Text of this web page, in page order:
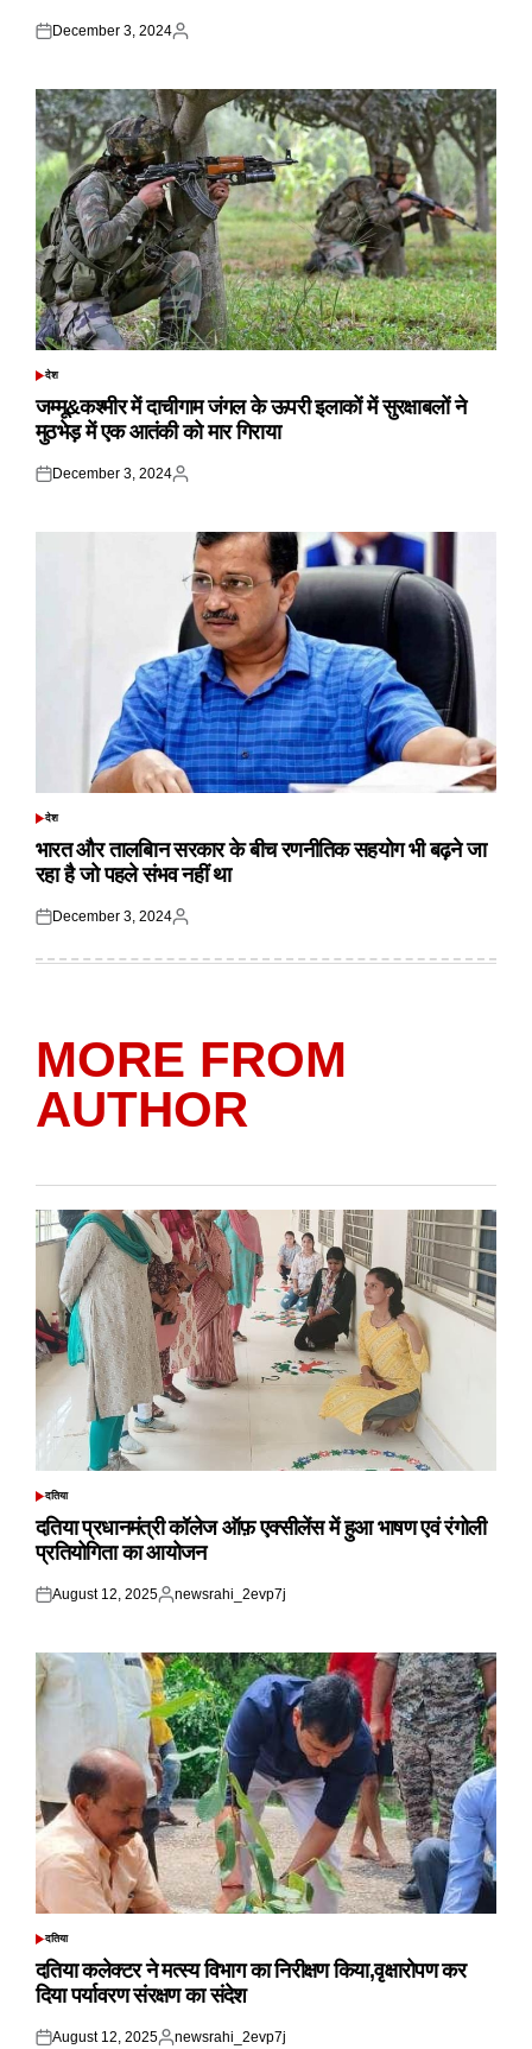
Posted
December 3, 2024
Posted
POSTED
देश
जम्मू&कश्मीर में दाचीगाम जंगल के ऊपरी इलाकों में सुरक्षाबलों ने
मुठभेड़ में एक आतंकी को मार गिराया
Posted
December 3, 2024
Posted
POSTED
देश
भारत और तालबिान सरकार के बीच रणनीतिक सहयोग भी बढ़ने जा
रहा है जो पहले संभव नहीं था
Posted
December 3, 2024
Posted
MORE FROM
AUTHOR
POSTED
दतिया
दतिया प्रधानमंत्री कॉलेज ऑफ़ एक्सीलेंस में हुआ भाषण एवं रंगोली
प्रतियोगिता का आयोजन
Posted
August 12, 2025
Posted
newsrahi_2evp7j
POSTED
दतिया
दतिया कलेक्टर ने मत्स्य विभाग का निरीक्षण किया,वृक्षारोपण कर
दिया पर्यावरण संरक्षण का संदेश
August 12, 2025 newsrahi_2evp7j